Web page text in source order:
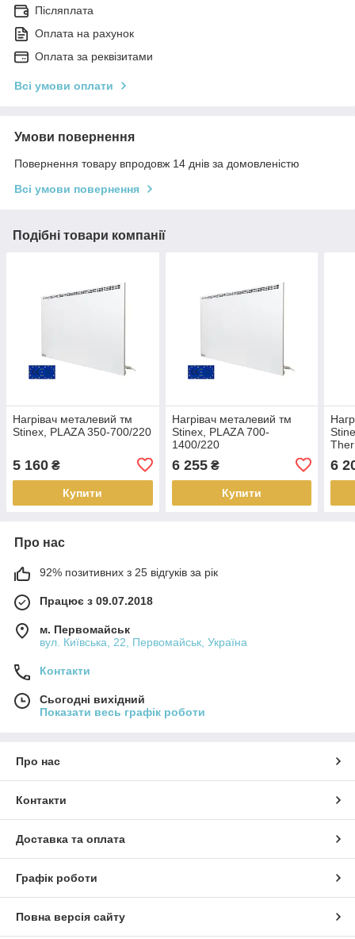
Післяплата
Оплата на рахунок
Оплата за реквізитами
Всі умови оплати
Умови повернення
Повернення товару впродовж 14 днів за домовленістю
Всі умови повернення
Подібні товари компанії
Нагрівач металевий тм
Stinex, PLAZA 350-700/220
5 160 ₴
Купити
Нагрівач металевий тм
Stinex, PLAZA 700-
1400/220
6 255₴
Купити
6
Про нас
92% позитивних з 25 відгуків за рік
Працює з 09.07.2018
м. Первомайськ
вул. Київська, 22, Первомайськ, Україна
Контакти
Сьогодні вихідний
Показати весь графік роботи
Про нас
Контакти
Доставка та оплата
Графік роботи
Повна версія сайту